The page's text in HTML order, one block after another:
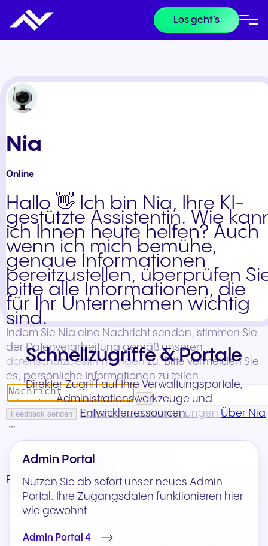
Los geht’s
Schnellzugriffe & Portale
Direkter Zugriff auf Ihre Verwaltungsportale,
Administrationswerkzeuge und
Entwicklerressourcen.
Admin Portal
Nutzen Sie ab sofort unser neues Admin
Portal. Ihre Zugangsdaten funktionieren hier
wie gewohnt
Admin Portal 4